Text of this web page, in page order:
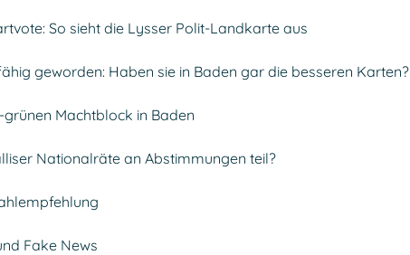
So sieht die Lysser Polit-Landkarte aus
geworden: Haben sie in Baden gar die besseren Karten?
Machtblock in Baden
Nationalräte an Abstimmungen teil?
Fake News